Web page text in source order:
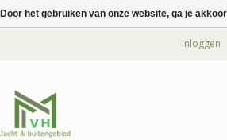
Inloggen
Door het gebruiken van onze website, ga je